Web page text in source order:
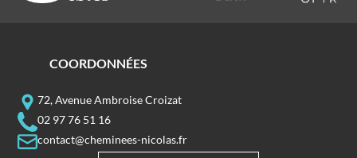
COORDONNÉES
72, Avenue Ambroise Croizat
02 97 76 51 16
contact@cheminees-nicolas.fr